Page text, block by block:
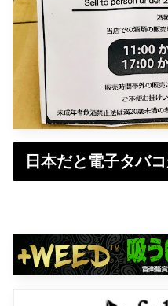
日本だと電子タバ